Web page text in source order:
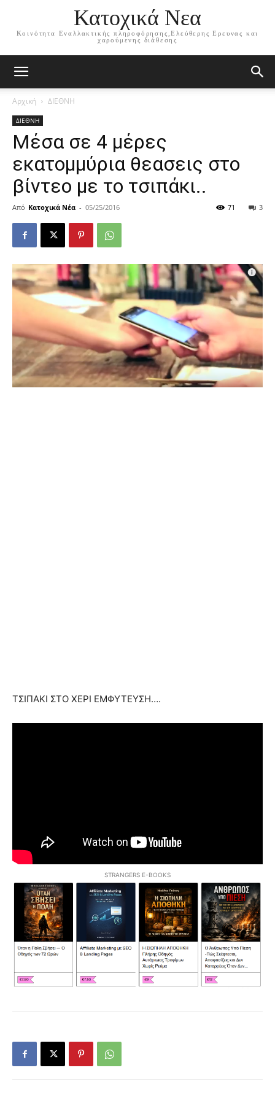
Κατοχικά Νεα
Κοινότητα Εναλλακτικής πληροφόρησης,Ελεύθερης Ερευνας και
χαρούμενης διάθεσης
Αρχική ΔΙΕΘΝΗ
ΔΙΕΘΝΗ
Μέσα σε 4 μέρες
εκατομμύρια θεασεις στο
βίντεο με το τσιπάκι..
Από Κατοχικά Νέα - 05/25/2016 3
71
ΤΣΙΠΑΚΙ ΣΤΟ ΧΕΡΙ ΕΜΦΥΤΕΥΣΗ….
STRANGERS E-BOOKS